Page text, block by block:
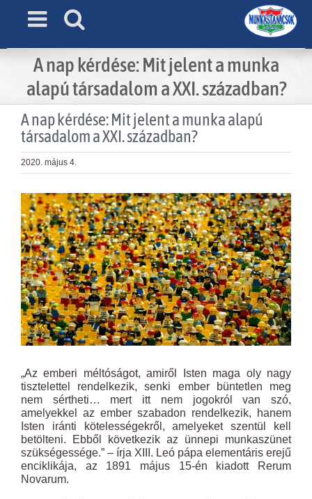
A nap kérdése: Mit jelent a munka
alapú társadalom a XXI. században?
A nap kérdése: Mit jelent a munka alapú
társadalom a XXI. században?
2020. május 4.
View
Larger
Image
„Az emberi méltóságot, amiről Isten maga oly nagy
tisztelettel rendelkezik, senki ember büntetlen meg
nem sértheti… mert itt nem jogokról van szó,
amelyekkel az ember szabadon rendelkezik, hanem
Isten iránti kötelességekről, amelyeket szentül kell
betölteni. Ebből következik az ünnepi munkaszünet
szükségessége.” – írja XIII. Leó pápa elementáris erejű
enciklikája, az 1891 május 15-én kiadott Rerum
Novarum.